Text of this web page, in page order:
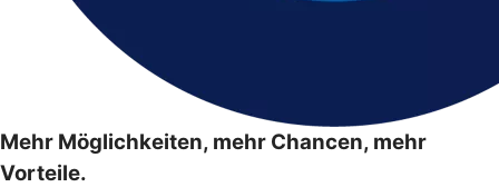
Mehr Möglichkeiten, mehr Chancen, mehr
Vorteile.